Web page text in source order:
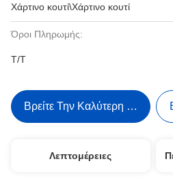
Χάρτινο κουτί\Χάρτινο κουτί
Όροι Πληρωμής:
Τ/Τ
Βρείτε Την Καλύτερη Τιμή
Λεπτομέρειες